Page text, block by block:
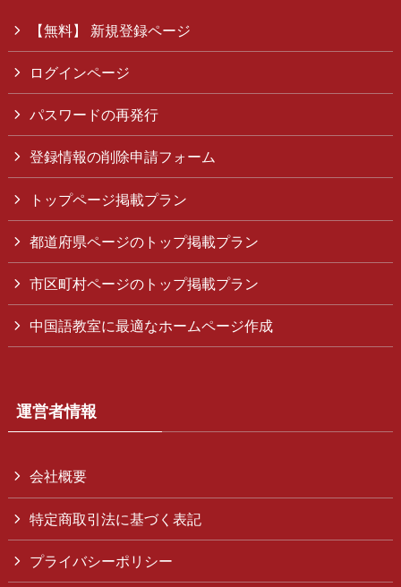
【無料】 新規登録ページ
ログインページ
パスワードの再発行
登録情報の削除申請フォーム
トップページ掲載プラン
都道府県ページのトップ掲載プラン
市区町村ページのトップ掲載プラン
中国語教室に最適なホームページ作成
運営者情報
会社概要
特定商取引法に基づく表記
プライバシーポリシー